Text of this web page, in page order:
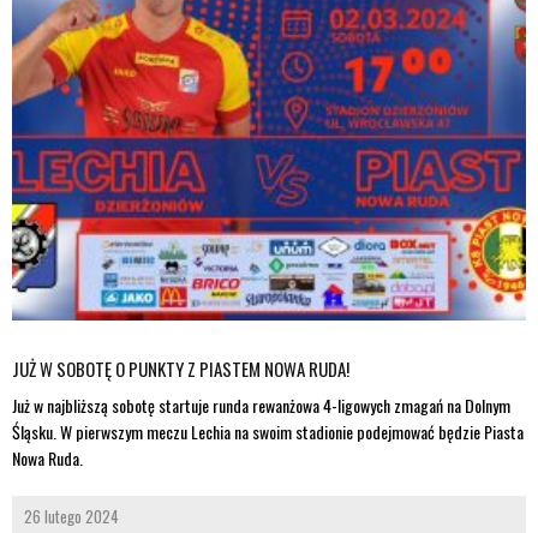
JUŻ W SOBOTĘ O PUNKTY Z PIASTEM NOWA RUDA!
Już w najbliższą sobotę startuje runda rewanżowa 4-ligowych zmagań na Dolnym
Śląsku. W pierwszym meczu Lechia na swoim stadionie podejmować będzie Piasta
Nowa Ruda.
26 lutego 2024